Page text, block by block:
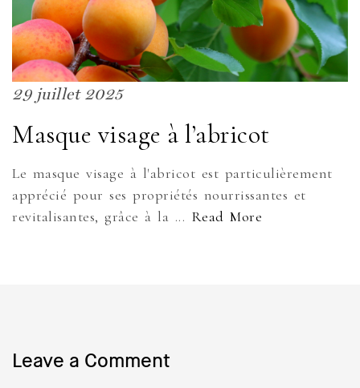
29 juillet 2025
Masque visage à l’abricot
Le masque visage à l'abricot est particulièrement
apprécié pour ses propriétés nourrissantes et
revitalisantes, grâce à la ... Read More
Leave a Comment